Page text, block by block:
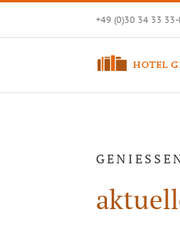
+49 (0)30 34 33